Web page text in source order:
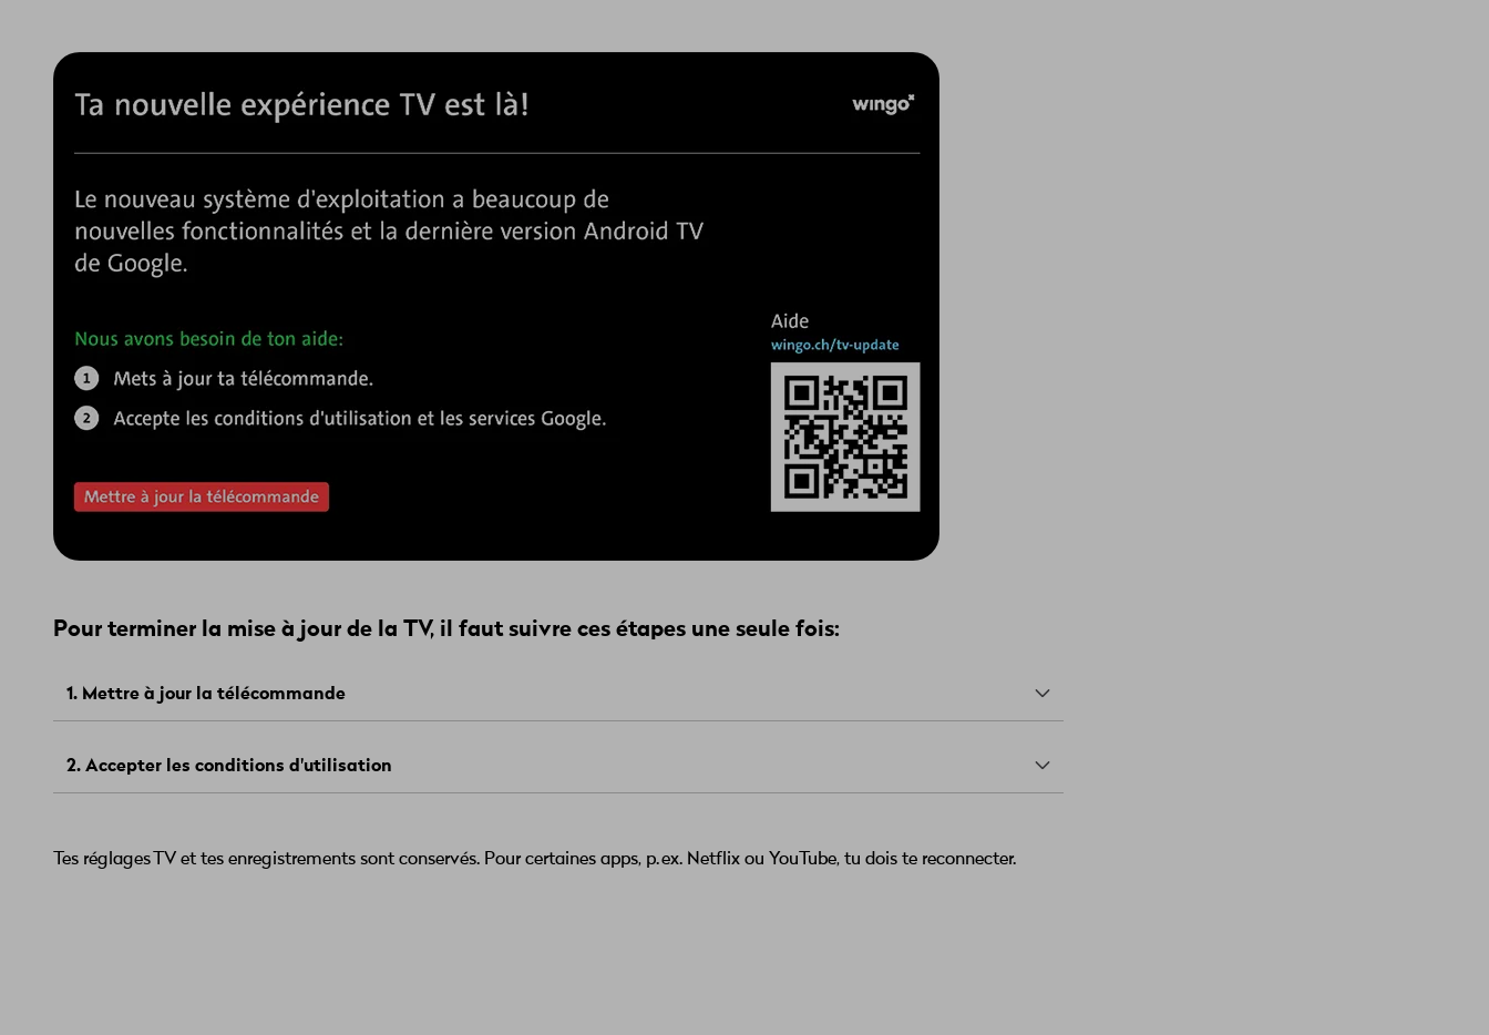
Pour terminer la mise à jour de la TV, il faut suivre ces étapes une seule fois:
1. Mettre à jour la télécommande
le processus. La mise à jour dure environ 10 à 30 secondes. Clique ensuite de nouveau sur «OK».
2. Accepter les conditions d'utilisation
«Aider à améliorer Android». Pour finaliser, sélectionne «Accepter» et confirme en appuyant sur «OK».
Tes réglages TV et tes enregistrements sont conservés. Pour certaines apps, p. ex. Netflix ou YouTube, tu dois te reconnecter.